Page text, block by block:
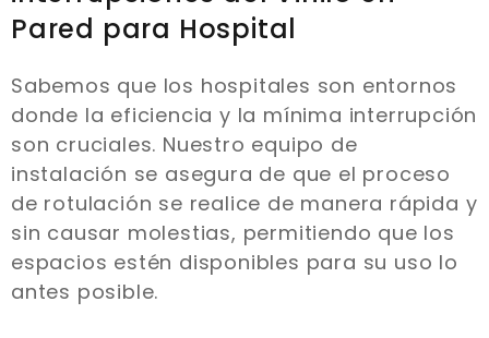
Pared para Hospital
Sabemos que los hospitales son entornos
donde la eficiencia y la mínima interrupción
son cruciales. Nuestro equipo de
instalación se asegura de que el proceso
de rotulación se realice de manera rápida y
sin causar molestias, permitiendo que los
espacios estén disponibles para su uso lo
antes posible.